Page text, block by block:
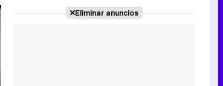
Eliminar anuncios